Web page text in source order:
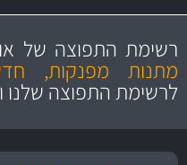
מקצועיות
ושירות מצויין
רשימת התפוצה של
מתנות מפנקות,
לרשימת התפוצה שלנו